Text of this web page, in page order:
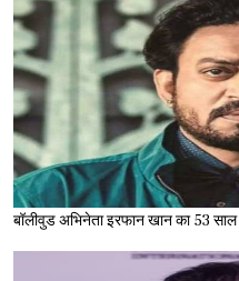
बॉलीवुड अभिनेता इरफान खान का 53